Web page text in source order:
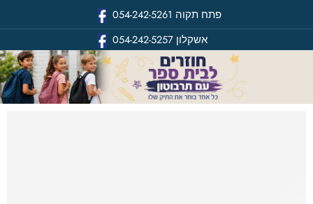
פתח תקוה 054-242-5261
אשקלון054-242-5257